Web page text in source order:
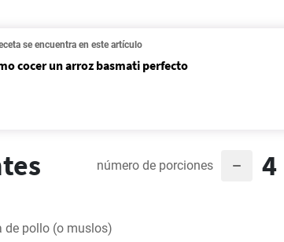
se encuentra en este artículo
cocer un arroz basmati perfecto
número de porciones 4
de pollo (o muslos)